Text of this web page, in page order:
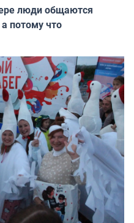
люди общаются
потому что